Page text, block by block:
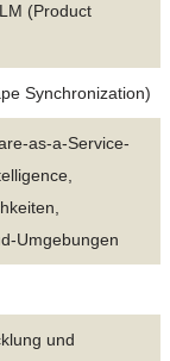
(Product
Synchronization)
as-a-Service-
Umgebungen
und